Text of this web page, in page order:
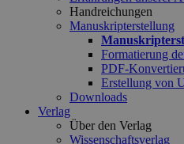
Handreichungen
Manuskripterstellung
Formatierung
PDF-
Erstellung von
Downloads
Verlag
Über den Verlag
Wissenschaftsverlag